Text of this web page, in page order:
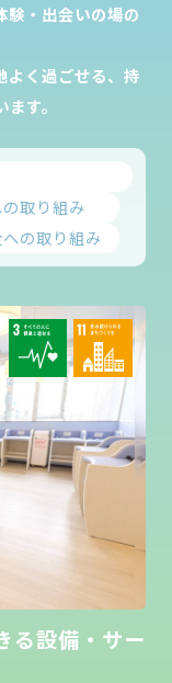
験・出会いの場の
よく過ごせる、持
す。
取り組み
の取り組み
る設備・サー